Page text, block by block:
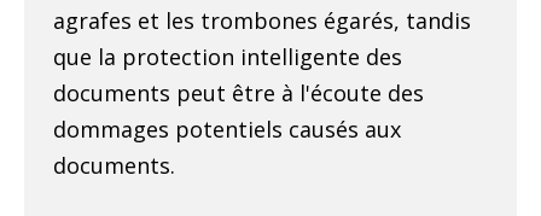
agrafes et les trombones égarés, tandis
que la protection intelligente des
documents peut être à l'écoute des
dommages potentiels causés aux
documents.